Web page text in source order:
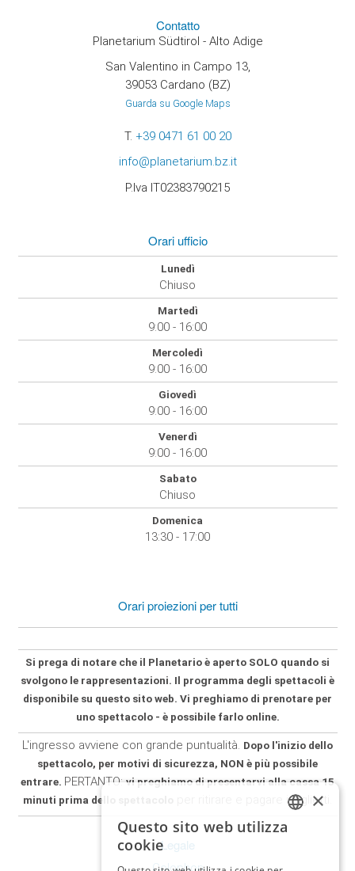
Contatto
Planetarium Südtirol - Alto Adige
San Valentino in Campo 13,
39053 Cardano (BZ)
Guarda su Google Maps
T. +39 0471 61 00 20
info@planetarium.bz.it
P.Iva IT02383790215
Orari ufficio
Lunedì
Chiuso
Martedì
9:00 - 16:00
Mercoledì
9:00 - 16:00
Giovedì
9:00 - 16:00
Venerdì
9:00 - 16:00
Sabato
Chiuso
Domenica
13:30 - 17:00
Orari proiezioni per tutti
Si prega di notare che il Planetarioè aperto SOLO quando si
svolgono le rappresentazioni. Il programma degli spettacoli è
disponibile su questo sito web. Vi preghiamo di prenotare per
uno spettacolo - è possibile farlo online.
L'ingresso avviene con grande puntualità. Dopo l'inizio dello
spettacolo, per motivi di sicurezza, NON è più possibile
entrare. PERTANTO: vi preghiamo di presentarvi alla cassa 15
minuti prima dello spettacolo
per ritirare e pagare i biglietti.
Legale
Colophon
×
Questo sito web utilizza
cookie